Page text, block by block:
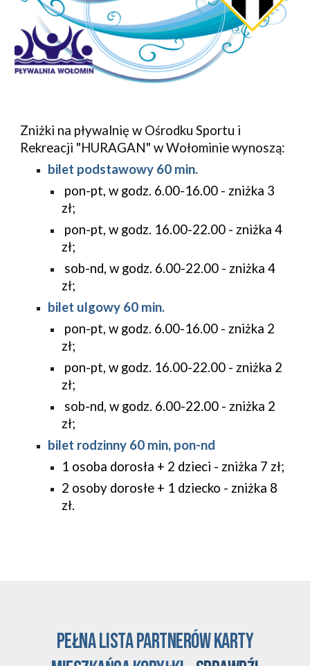
Zniżki na pływalnię w Ośrodku Sportu i
Rekreacji "HURAGAN" w Wołominie wynoszą:
bilet podstawowy 60 min.
pon-pt, w godz. 6.00-16.00 - zniżka 3
zł;
pon-pt, w godz. 16.00-22.00 - zniżka 4
zł;
sob-nd, w godz. 6.00-22.00 - zniżka 4
zł;
bilet ulgowy 60 min.
pon-pt, w godz. 6.00-16.00 - zniżka 2
zł;
pon-pt, w godz. 16.00-22.00 - zniżka 2
zł;
sob-nd, w godz. 6.00-22.00 - zniżka 2
zł;
bilet rodzinny 60 min, pon-nd
1 osoba dorosła + 2 dzieci - zniżka 7 zł;
2 osoby dorosłe + 1 dziecko - zniżka 8
zł.
pełna listaPartnerów karty